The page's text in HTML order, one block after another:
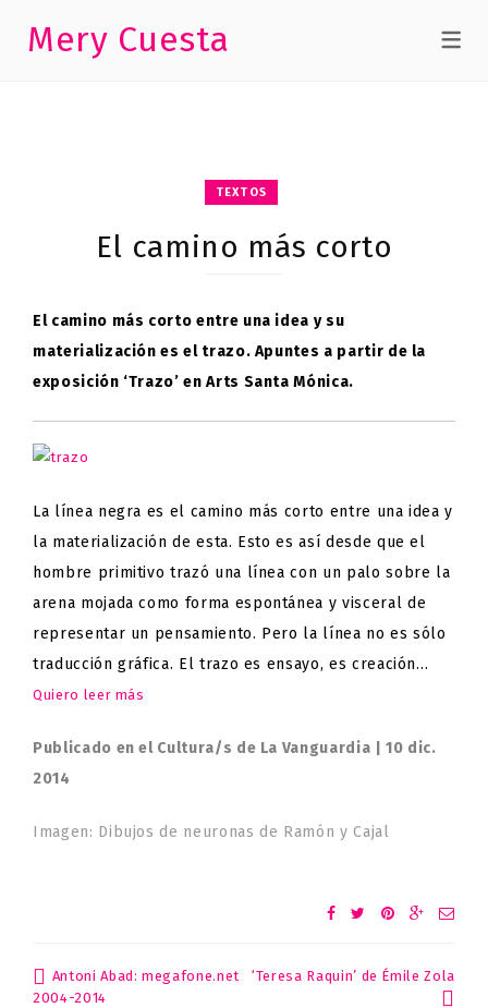
Mery Cuesta
TEXTOS
El camino más corto
El camino más corto entre una idea y su
materialización es el trazo. Apuntes a partir de la
exposición ‘Trazo’ en Arts Santa Mónica.
La línea negra es el camino más corto entre una idea y
la materialización de esta. Esto es así desde que el
hombre primitivo trazó una línea con un palo sobre la
arena mojada como forma espontánea y visceral de
representar un pensamiento. Pero la línea no es sólo
traducción gráfica. El trazo es ensayo, es creación…
Quiero leer más
Publicado en el Cultura/s de La Vanguardia | 10 dic.
2014
Imagen: Dibujos de neuronas de Ramón y Cajal
Post
Antoni Abad: megafone.net
2004-2014
‘Teresa Raquin’ de Émile Zola